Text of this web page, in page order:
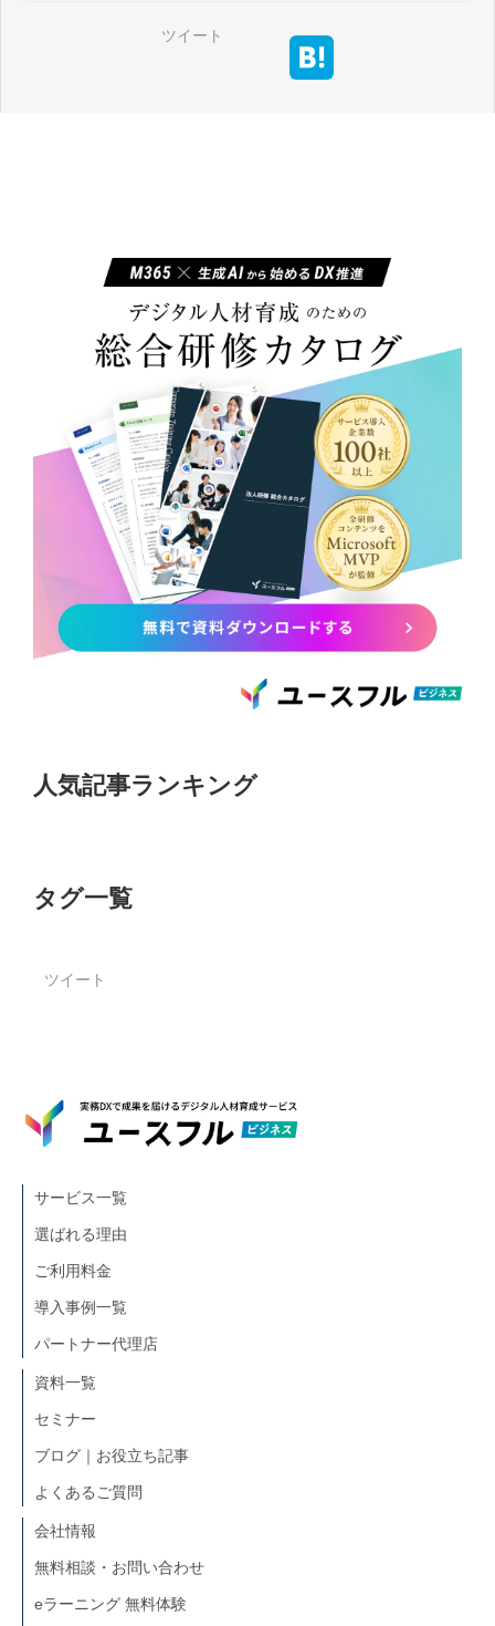
ツイート
人気記事ランキング
タグ一覧
ツイート
サービス一覧
選ばれる理由
ご利用料金
導入事例一覧
パートナー代理店
資料一覧
セミナー
ブログ｜お役立ち記事
よくあるご質問
会社情報
無料相談・お問い合わせ
eラーニング 無料体験